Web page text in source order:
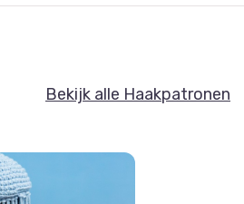
Bekijk alle Haakpatronen